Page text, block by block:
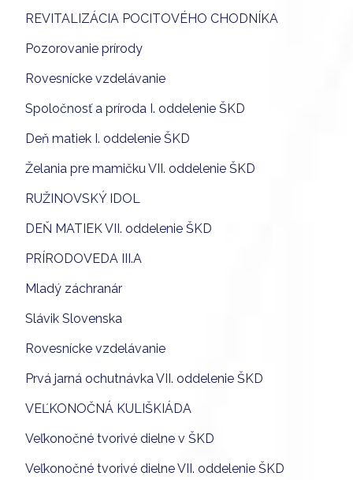
REVITALIZÁCIA POCITOVÉHO CHODNÍKA
Pozorovanie prírody
Rovesnícke vzdelávanie
Spoločnosť a príroda I. oddelenie ŠKD
Deň matiek I. oddelenie ŠKD
Želania pre mamičku VII. oddelenie ŠKD
RUŽINOVSKÝ IDOL
DEŇ MATIEK VII. oddelenie ŠKD
PRÍRODOVEDA III.A
Mladý záchranár
Slávik Slovenska
Rovesnícke vzdelávanie
Prvá jarná ochutnávka VII. oddelenie ŠKD
VEĽKONOČNÁ KULIŠKIÁDA
Veľkonočné tvorivé dielne v ŠKD
Veľkonočné tvorivé dielne VII. oddelenie ŠKD